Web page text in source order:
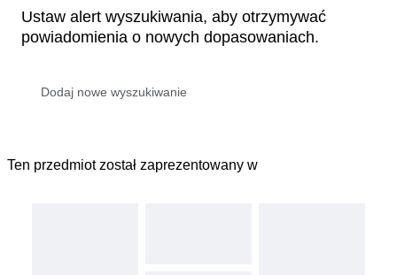
Ustaw alert wyszukiwania, aby otrzymywać
powiadomienia o nowych dopasowaniach.
Ten przedmiot został zaprezentowany w